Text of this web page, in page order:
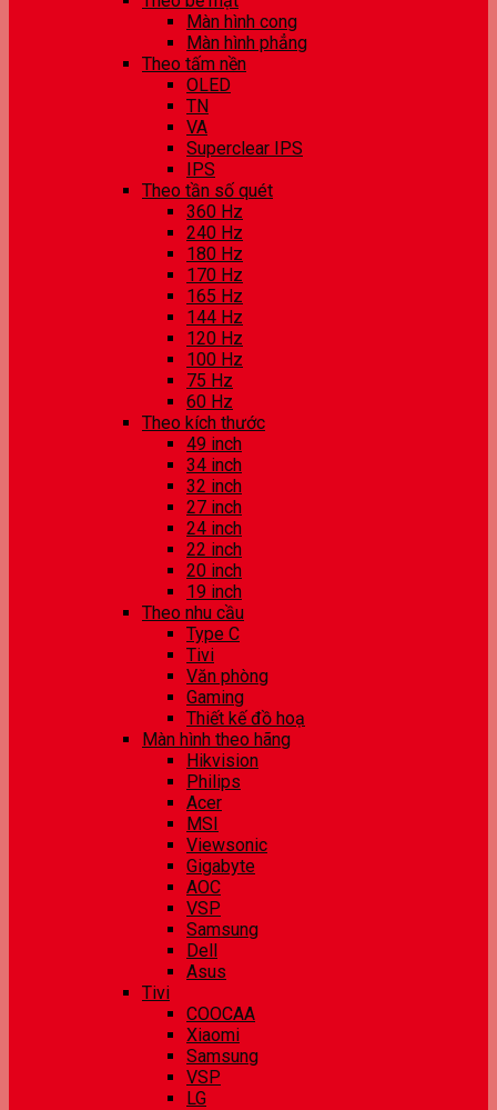
Màn hình cong
Màn hình phẳng
Theo tấm nền
OLED
TN
VA
Superclear IPS
IPS
Theo tần số quét
360 Hz
240 Hz
180 Hz
170 Hz
165 Hz
144 Hz
120 Hz
100 Hz
75 Hz
60 Hz
Theo kích thước
49 inch
34 inch
32 inch
27 inch
24 inch
22 inch
20 inch
19 inch
Theo nhu cầu
Type C
Tivi
Văn phòng
Gaming
Thiết kế đồ hoạ
Màn hình theo hãng
Hikvision
Philips
Acer
MSI
Viewsonic
Gigabyte
AOC
VSP
Samsung
Dell
Asus
Tivi
COOCAA
Xiaomi
Samsung
VSP
LG